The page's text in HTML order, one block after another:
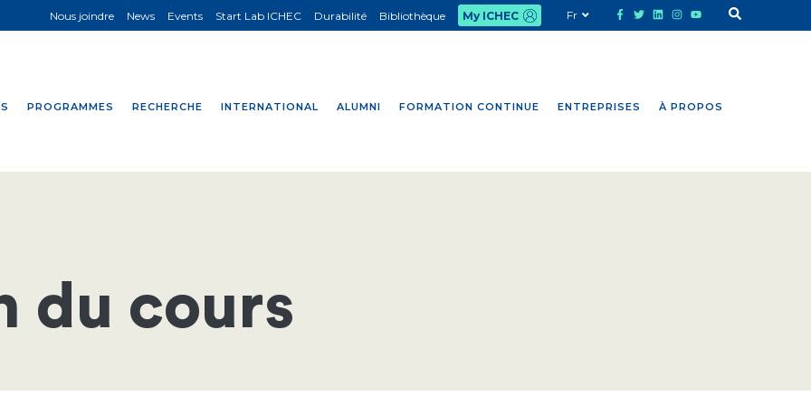
PROGRAMMES RECHERCHE INTERNATIONAL ALUMNI FORMATION CONTINUE ENTREPRISES À PROPOS
Nous joindre News Events Start Lab ICHEC Durabilité Bibliothèque My ICHEC Fr
du cours